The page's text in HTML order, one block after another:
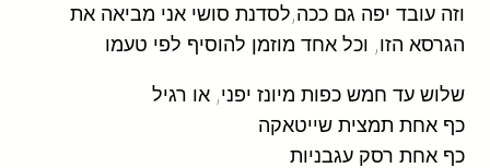
וזה עובד יפה גם ככה,לסדנת סושי אני מביאה את
הגרסא הזו, וכל אחד מוזמן להוסיף לפי טעמו
שלוש עד חמש כפות מיונז יפני, או רגיל
כף אחת תמצית שייטאקה
כף אחת רסק עגבניות